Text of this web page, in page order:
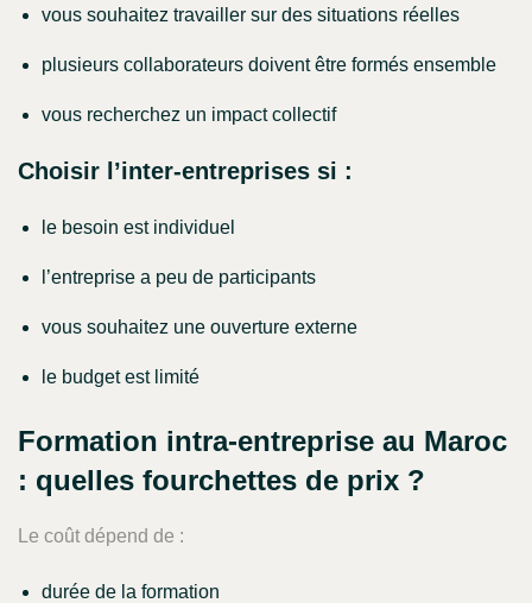
vous souhaitez travailler sur des situations réelles
plusieurs collaborateurs doivent être formés ensemble
vous recherchez un impact collectif
Choisir l’inter-entreprises si :
le besoin est individuel
l’entreprise a peu de participants
vous souhaitez une ouverture externe
le budget est limité
Formation intra-entreprise au Maroc
: quelles fourchettes de prix ?
Le coût dépend de :
durée de la formation